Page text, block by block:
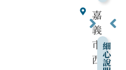
嘉
義
市
西
細
心
說